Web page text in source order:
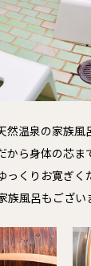
然温泉の家族風
から身体の芯ま
っくりお寛ぎく
族風呂もござい